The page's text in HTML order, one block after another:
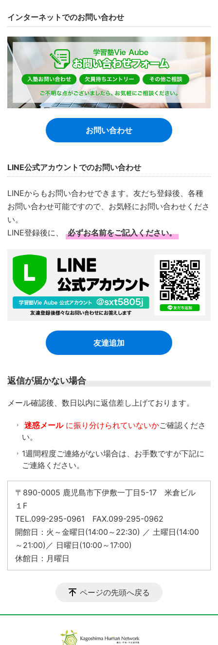
インターネットでのお問い合わせ
お問い合わせ
LINE公式アカウントでのお問い合わせ
LINEからもお問い合わせできます。友だち登録後、各種
お問い合わせ可能ですので、お気軽にお問い合わせくださ
い。
LINE登録後に、
必ずお名前をご記入ください。
友達追加
返信が届かない場合
​メール確認後、数日以内に返信差し上げております。
迷惑メール に振り分けられていないかご確認くださ
い。
1週間程度ご連絡がない場合は、お手数ですが下記に
ご連絡ください。
〒890-0005 鹿児島市下伊敷一丁目5-17 米倉ビル
１F
TEL.099-295-0961 FAX.099-295-0962
開館日：火～金曜日(14:00～22:30) ／ 土曜日(14:00
～21:00)／ 日曜日(10:00～17:00)
休館日：月曜日
ページの先頭へ戻る